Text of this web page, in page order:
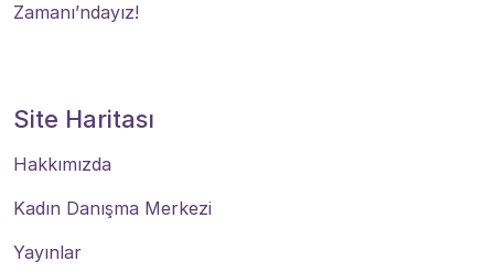
Zamanı’ndayız!
Site Haritası
Hakkımızda
Kadın Danışma Merkezi
Yayınlar